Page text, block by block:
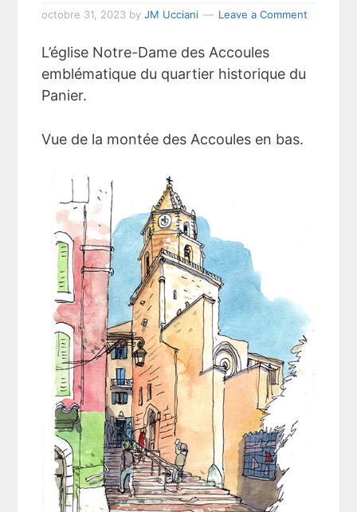
octobre 31, 2023 byJM Ucciani Leave a Comment
L’église Notre-Dame des Accoules
emblématique du quartier historique du
Panier.
Vue de la montée des Accoules en bas.